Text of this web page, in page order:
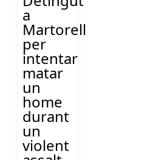
a
Martorell
per
intentar
matar
un
home
durant
un
violent